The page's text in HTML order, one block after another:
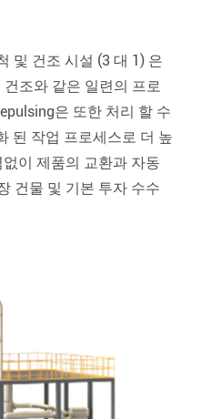
및 건조 시설 (3 대 1) 은
건조와 같은 일련의 프로
은 또한 처리 할 수
된 작업 프로세스로 더 높
이 제품의 교환과 자동
건물 및 기본 투자 수수
국 화학 산업, 식품, 인쇄
용될 수 있습니다. 따라
따라 다릅니다.